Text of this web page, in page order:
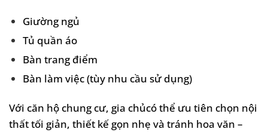
Giường ngủ
Tủ quần áo
Bàn trang điểm
Bàn làm việc (tùy nhu cầu sử dụng)
Với căn hộ chung cư, gia chủcó thể ưu tiên chọn nội
thất tối giản, thiết kế gọn nhẹ và tránh hoa văn –